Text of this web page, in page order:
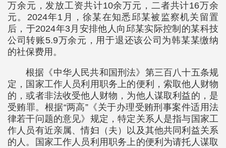
万余元，发放工资共计10余万元，二者共计16万余
元。2024年1月，徐某在知悉邱某被监察机关留置
后，于2024年3月安排他人向邱某实际控制的某科技
公司转账5.9万余元，用于退还该公司为韩某某缴纳
的社保费用。
根据《中华人民共和国刑法》第三百八十五条规
定，国家工作人员利用职务上的便利，索取他人财物
的，或者非法收受他人财物，为他人谋取利益的，是
受贿罪。根据“两高”《关于办理受贿刑事案件适用法
律若干问题的意见》规定，特定关系人是指与国家工
作人员有近亲属、情妇（夫）以及其他共同利益关系
的人。国家工作人员利用职务上的便利为请托人谋取